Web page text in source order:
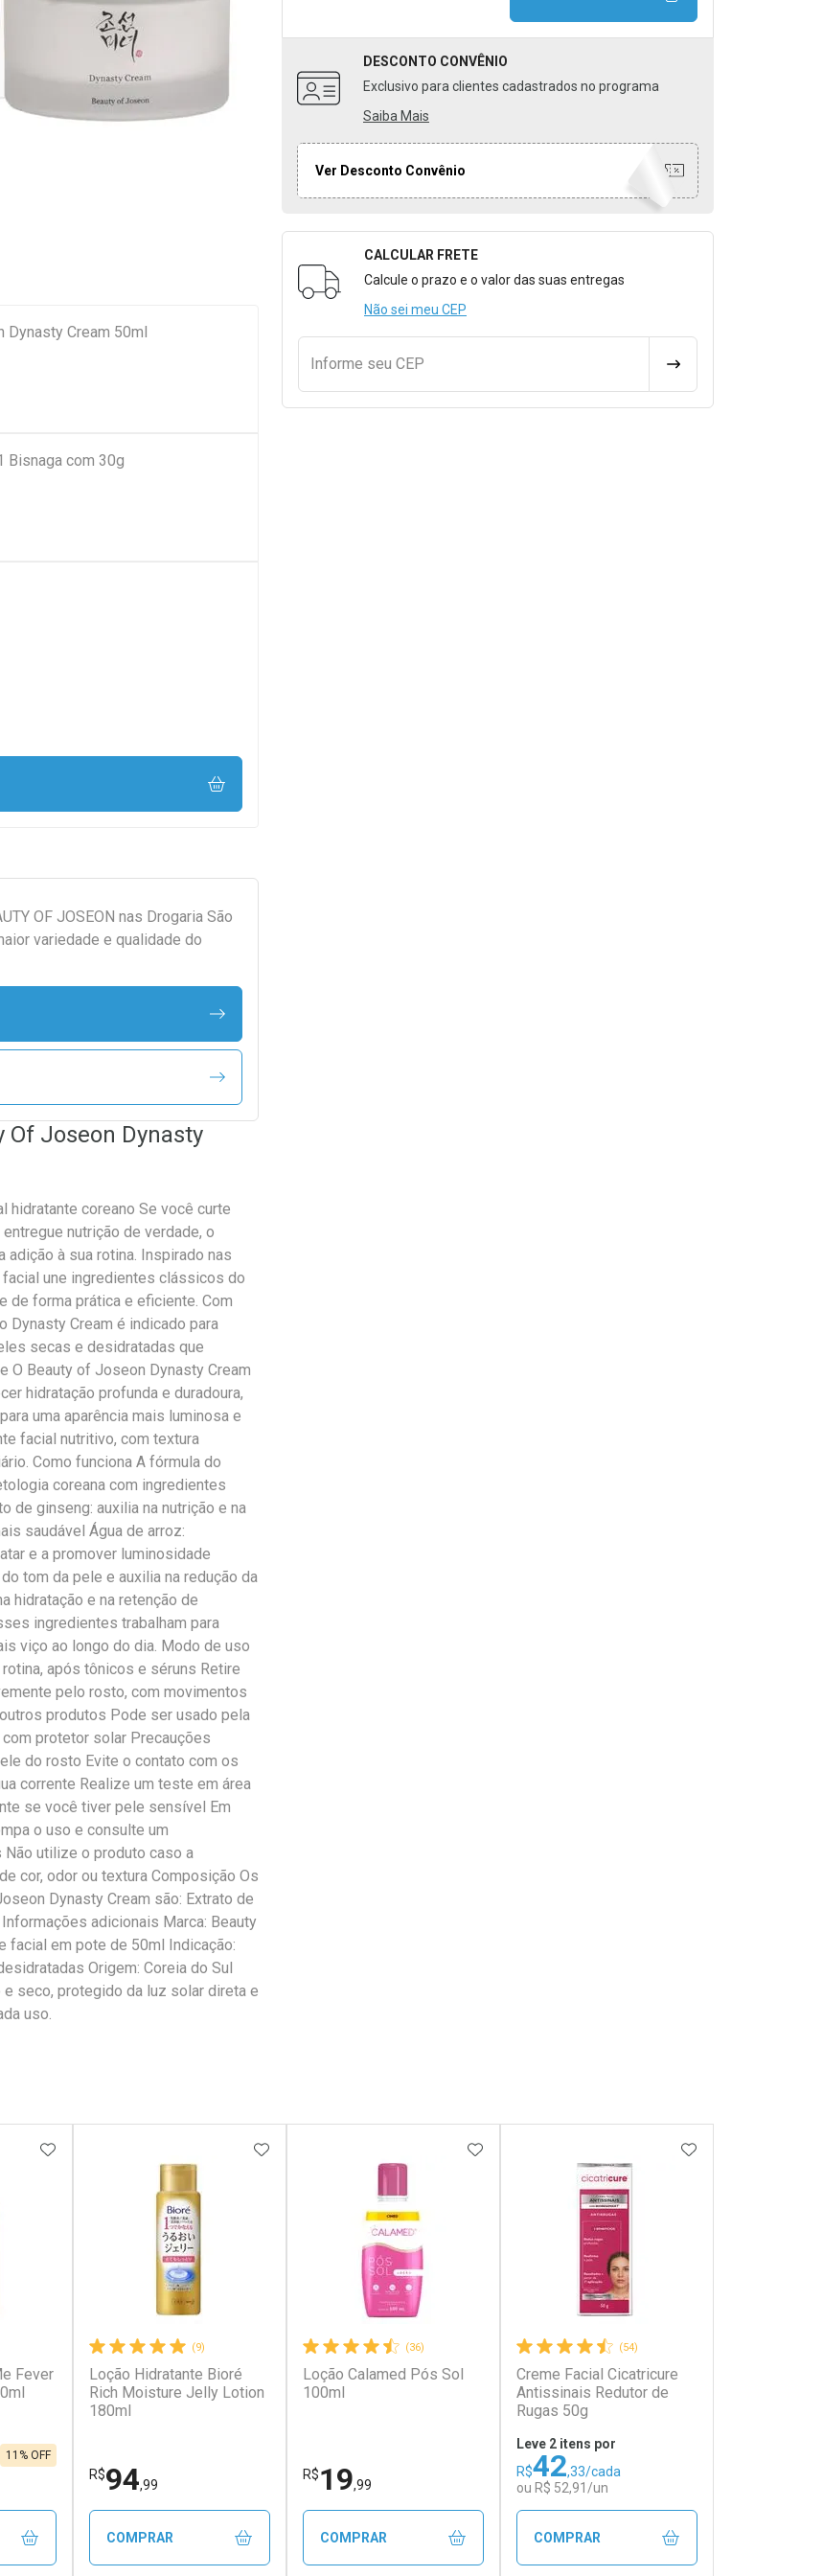
DESCONTO CONVÊNIO
Exclusivo para clientes cadastrados no programa
Saiba Mais
Ver Desconto Convênio
Formulário para Calcular o Frete
CALCULAR FRETE
Calcule o prazo e o valor das suas entregas
Não sei meu CEP
Informe seu CEP CALCULAR FRETE
Dynasty Cream 50ml
Bisnaga com 30g
OF JOSEON nas Drogaria São
variedade e qualidade do
Of Joseon Dynasty
hidratante coreano Se você curte
nutrição de verdade, o
à sua rotina. Inspirado nas
une ingredientes clássicos do
de forma prática e eficiente. Com
Dynasty Cream é indicado para
secas e desidratadas que
O Beauty of Joseon Dynasty Cream
hidratação profunda e duradoura,
uma aparência mais luminosa e
facial nutritivo, com textura
Como funciona A fórmula do
coreana com ingredientes
de ginseng: auxilia na nutrição e na
saudável Água de arroz:
e a promover luminosidade
tom da pele e auxilia na redução da
hidratação e na retenção de
ingredientes trabalham para
viço ao longo do dia. Modo de uso
após tônicos e séruns Retire
pelo rosto, com movimentos
produtos Pode ser usado pela
protetor solar Precauções
do rosto Evite o contato com os
corrente Realize um teste em área
se você tiver pele sensível Em
o uso e consulte um
utilize o produto caso a
cor, odor ou textura Composição Os
Dynasty Cream são: Extrato de
adicionais Marca: Beauty
facial em pote de 50ml Indicação:
Origem: Coreia do Sul
seco, protegido da luz solar direta e
uso.
Fever
11% OFF
ADICIONAR AOS FAVORITOS
(9)
Loção Hidratante Bioré
Rich Moisture Jelly Lotion
180ml
R$94,99
ADICIONAR AOS FAVORITOS
COMPRAR
(36)
Loção Calamed Pós Sol
100ml
R$19,99
ADICIONAR AOS FAVORITOS
COMPRAR
(54)
Creme Facial Cicatricure
Antissinais Redutor de
Rugas 50g
Leve 2 itens por
R$42,33/cada
ou R$ 52,91/un
ADICIONAR AOS
COMPRAR